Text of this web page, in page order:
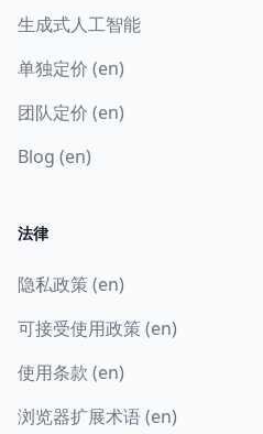
生成式人工智能
单独定价 (en)
团队定价 (en)
Blog (en)
法律
隐私政策 (en)
可接受使用政策 (en)
使用条款 (en)
浏览器扩展术语 (en)